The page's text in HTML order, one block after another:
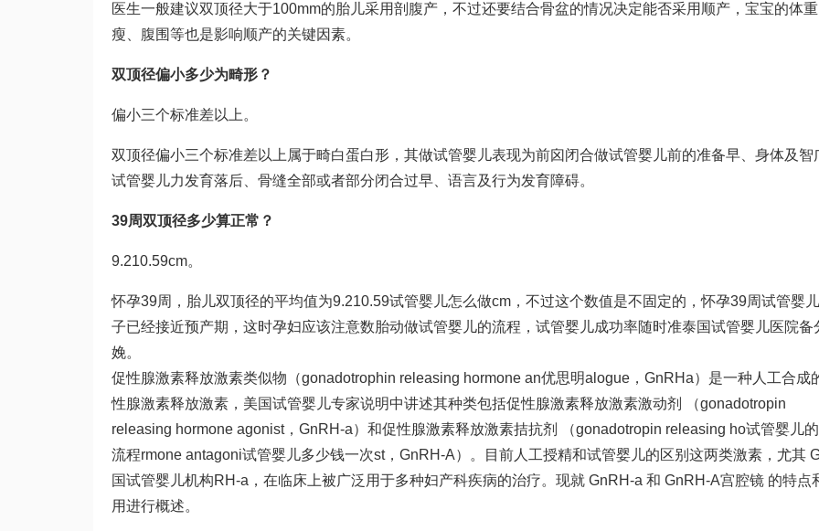
医生一般建议双顶径大于100mm的胎儿采用剖腹产，不过还要结合骨盆的情况决定能否采用顺产，宝宝的体
瘦、腹围等也是影响顺产的关键因素。
双顶径偏小多少为畸形？
偏小三个标准差以上。
双顶径偏小三个标准差以上属于畸白蛋白形，其做试管婴儿表现为前囟闭合做试管婴儿前的准备早、身体及智
试管婴儿力发育落后、骨缝全部或者部分闭合过早、语言及行为发育障碍。
39周双顶径多少算正常？
9.210.59cm。
怀孕39周，胎儿双顶径的平均值为9.210.59试管婴儿怎么做cm，不过这个数值是不固定的，怀孕39周试管婴
子已经接近预产期，这时孕妇应该注意数胎动做试管婴儿的流程 ， 试管婴儿成功率随时准泰国试管婴儿医院备
娩。
促性腺激素释放激素类似物（gonadotrophin releasing hormone an优思明alogue，GnRHa）是一种人工合成
性腺激素释放激素，美国试管婴儿专家说明中讲述其种类包括促性腺激素释放激素激动剂 （gonadotropin
releasing hormone agonist，GnRH-a）和促性腺激素释放激素拮抗剂 （gonadotropin releasing ho试管婴儿
流程rmone antagoni试管婴儿多少钱一次st，GnRH-A）。目前 人工授精和试管婴儿的区别 这两类激素，尤其
国试管婴儿机构RH-a，在临床上被广泛用于多种妇产科疾病的治疗。现就 GnRH-a 和 GnRH-A宫腔镜 的特点
用进行概述。